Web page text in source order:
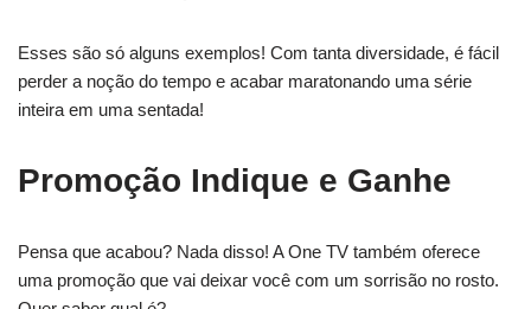
Esses são só alguns exemplos! Com tanta diversidade, é fácil
perder a noção do tempo e acabar maratonando uma série
inteira em uma sentada!
Promoção Indique e Ganhe
Pensa que acabou? Nada disso! A One TV também oferece
uma promoção que vai deixar você com um sorrisão no rosto.